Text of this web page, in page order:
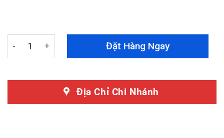
Tấm Chắn Bùn Gầm Xe Ford EcoSport Bảo Vệ Động Cơ
Đặt Hàng Ngay
Địa Chỉ Chi Nhánh